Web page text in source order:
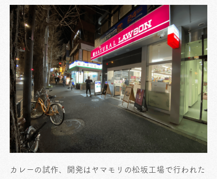
カレーの試作、開発はヤマモリの松坂工場で行われた